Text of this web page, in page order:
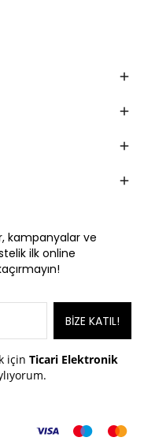
kampanyalar ve
ilk online
BİZE KATIL!
için Ticari Elektronik